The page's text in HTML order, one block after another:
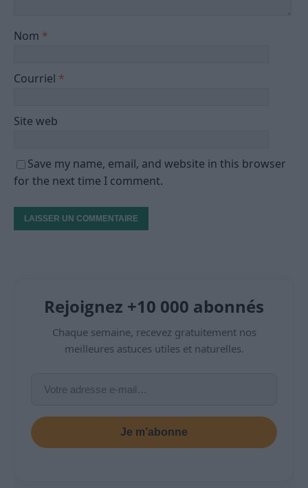
Nom *
Courriel *
Site web
Save my name, email, and website in this browser
for the next time I comment.
Rejoignez +10 000 abonnés
Chaque semaine, recevez gratuitement nos
meilleures astuces utiles et naturelles.
Je m’abonne